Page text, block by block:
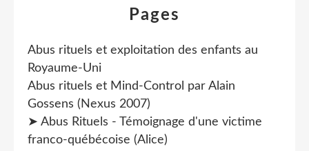
Pages
Abus rituels et exploitation des enfants au
Royaume-Uni
Abus rituels et Mind-Control par Alain
Gossens (Nexus 2007)
➤ Abus Rituels - Témoignage d'une victime
franco-québécoise (Alice)